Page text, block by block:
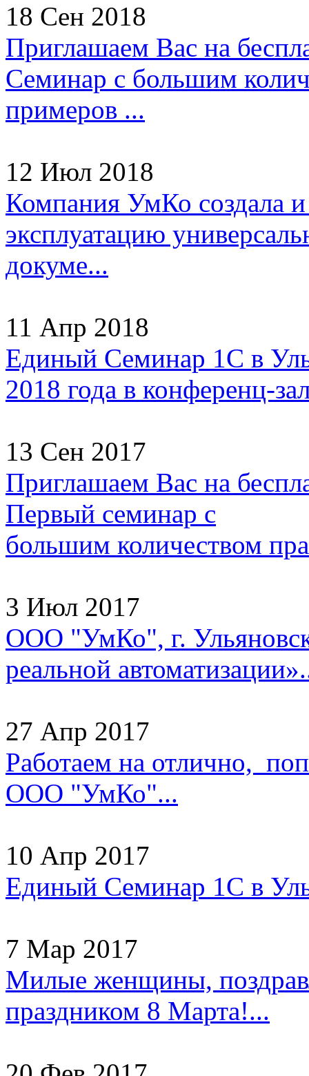
18 Сен 2018
Приглашаем Вас на
Семинар с большим
примеров ...
12 Июл 2018
Компания УмКо создала
эксплуатацию
докуме...
11 Апр 2018
Единый Семинар 1С в
2018 года в конференц-
13 Сен 2017
Приглашаем Вас на
Первый семинар с
большим количеством
3 Июл 2017
ООО "УмКо", г.
реальной
27 Апр 2017
Работаем на отлично,
ООО "УмКо"...
10 Апр 2017
Единый Семинар 1С в
7 Мар 2017
Милые женщины,
праздником 8 Марта!...